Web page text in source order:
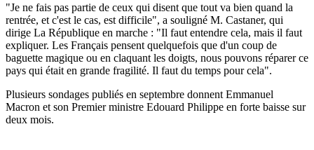
"Je ne fais pas partie de ceux qui disent que tout va bien quand la
rentrée, et c'est le cas, est difficile", a souligné M. Castaner, qui
dirige La République en marche : "Il faut entendre cela, mais il faut
expliquer. Les Français pensent quelquefois que d'un coup de
baguette magique ou en claquant les doigts, nous pouvons réparer ce
pays qui était en grande fragilité. Il faut du temps pour cela".
Plusieurs sondages publiés en septembre donnent Emmanuel
Macron et son Premier ministre Edouard Philippe en forte baisse sur
deux mois.